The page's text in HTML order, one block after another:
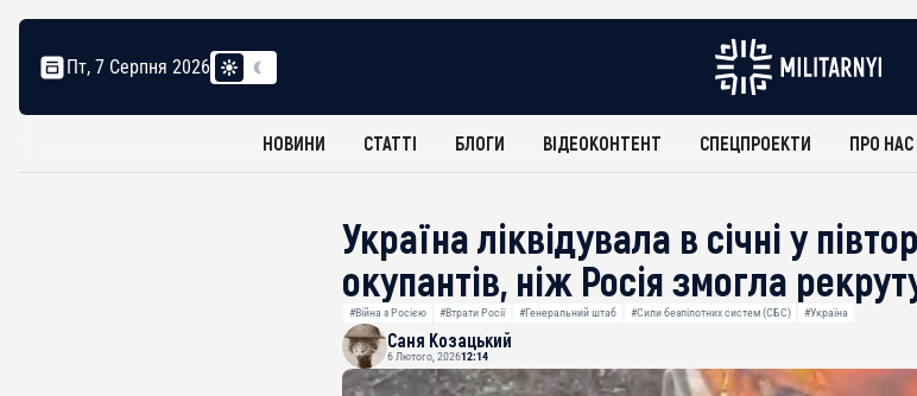
Пт, 7 Серпня 2026
НОВИНИ СТАТТІ БЛОГИ ВІДЕОКОНТЕНТ СПЕЦПРОЕКТИ ПРО НАС
Україна ліквідувала в січні у
окупантів, ніж Росія змогла
#Війна з Росією #Втрати Росії #Генеральний штаб #Сили безпілотних систем (СБС) #Україна
Саня Козацький
6 Лютого, 202612:14